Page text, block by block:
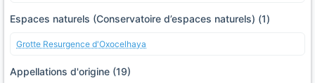
Espaces naturels (Conservatoire d’espaces naturels) (1)
Grotte Resurgence d'Oxocelhaya
Appellations d'origine (19)